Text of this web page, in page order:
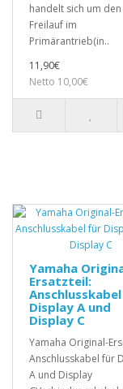
handelt sich um den
Freilauf im
Primärantrieb(in..
11,90€
Netto 10,00€
Yamaha
Ersatzteil:
Display A und
Display C
Yamaha Original-
Anschlusskabel für
A und Display